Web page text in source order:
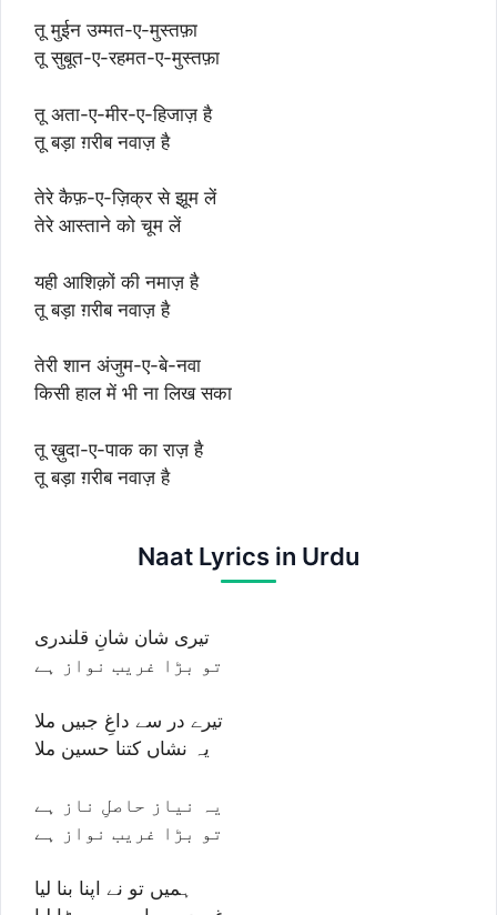
तू मुईन उम्मत-ए-मुस्तफ़ा
तू सुबूत-ए-रहमत-ए-मुस्तफ़ा
तू अता-ए-मीर-ए-हिजाज़ है
तू बड़ा ग़रीब नवाज़ है
तेरे कैफ़-ए-ज़िक्र से झूम लें
तेरे आस्ताने को चूम लें
यही आशिक़ों की नमाज़ है
तू बड़ा ग़रीब नवाज़ है
तेरी शान अंजुम-ए-बे-नवा
किसी हाल में भी ना लिख सका
तू ख़ुदा-ए-पाक का राज़ है
तू बड़ा ग़रीब नवाज़ है
Naat Lyrics in Urdu
تیری شان شانِ قلندری
تو بڑا غریب نواز ہے
تیرے در سے داغِ جبیں ملا
یہ نشاں کتنا حسین ملا
یہ نیاز حاصلِ ناز ہے
تو بڑا غریب نواز ہے
ہمیں تو نے اپنا بنا لیا